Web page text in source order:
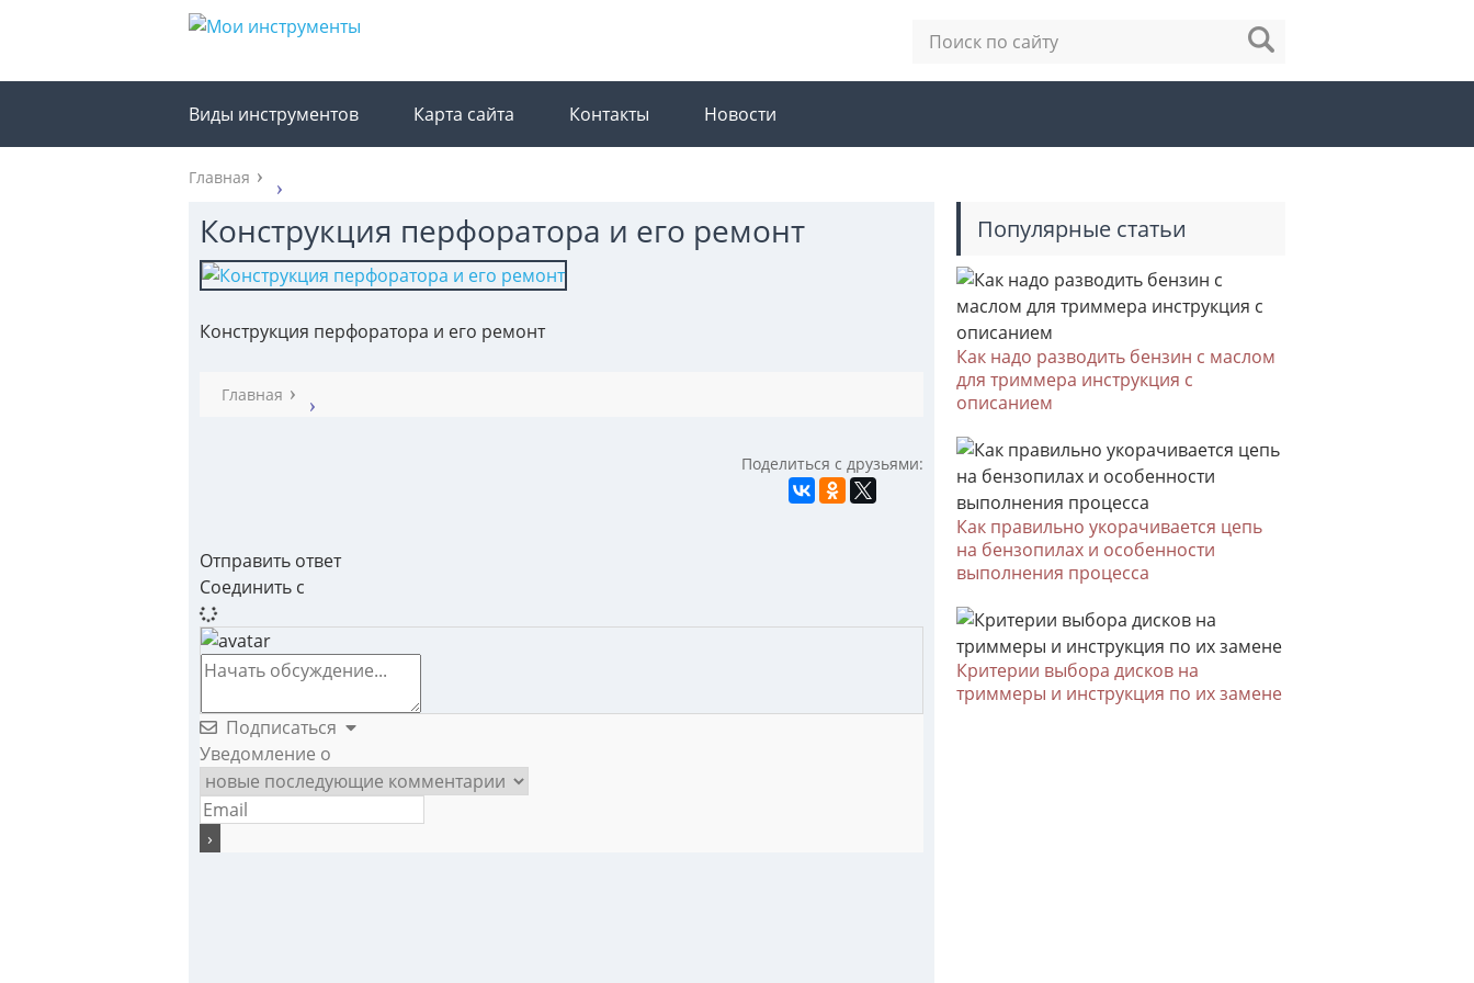
Виды инструментов Карта сайта Контакты Новости
Главная
Конструкция перфоратора и его ремонт
Конструкция перфоратора и его ремонт
Главная
Поделиться с друзьями:
Отправить ответ
Соединить с
Подписаться
Уведомление о
Популярные статьи
Как надо разводить бензин с маслом
для триммера инструкция с
описанием
Как правильно укорачивается цепь
на бензопилах и особенности
выполнения процесса
Критерии выбора дисков на
триммеры и инструкция по их замене